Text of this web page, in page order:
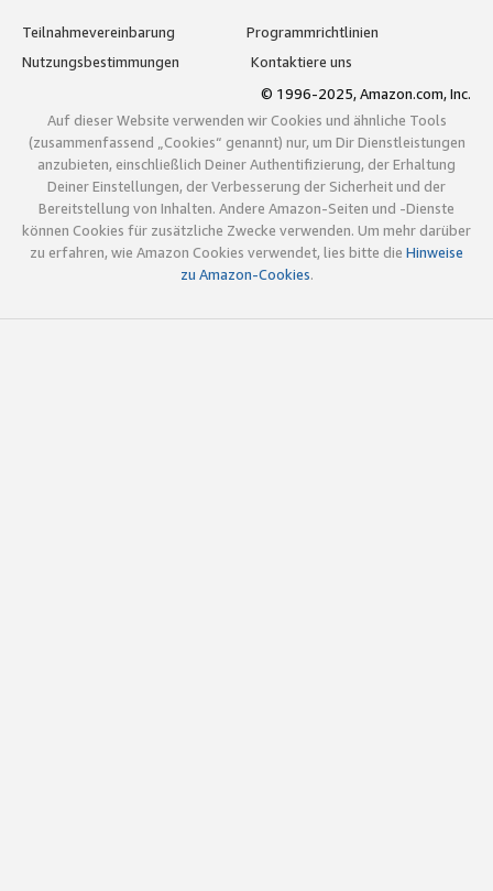
Teilnahmevereinbarung
Programmrichtlinien
Nutzungsbestimmungen
Kontaktiere uns
© 1996-2025, Amazon.com, Inc.
Auf dieser Website verwenden wir Cookies und ähnliche Tools
(zusammenfassend „Cookies“ genannt) nur, um Dir Dienstleistungen
anzubieten, einschließlich Deiner Authentifizierung, der Erhaltung
Deiner Einstellungen, der Verbesserung der Sicherheit und der
Bereitstellung von Inhalten. Andere Amazon-Seiten und -Dienste
können Cookies für zusätzliche Zwecke verwenden. Um mehr darüber
zu erfahren, wie Amazon Cookies verwendet, lies bitte die Hinweise
zu Amazon-Cookies.